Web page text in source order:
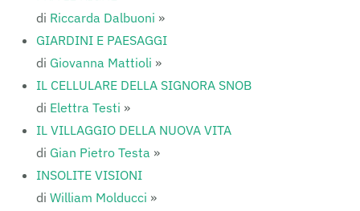
di Riccarda Dalbuoni »
GIARDINI E PAESAGGI
di Giovanna Mattioli »
IL CELLULARE DELLA SIGNORA SNOB
di Elettra Testi »
IL VILLAGGIO DELLA NUOVA VITA
di Gian Pietro Testa »
INSOLITE VISIONI
di William Molducci »